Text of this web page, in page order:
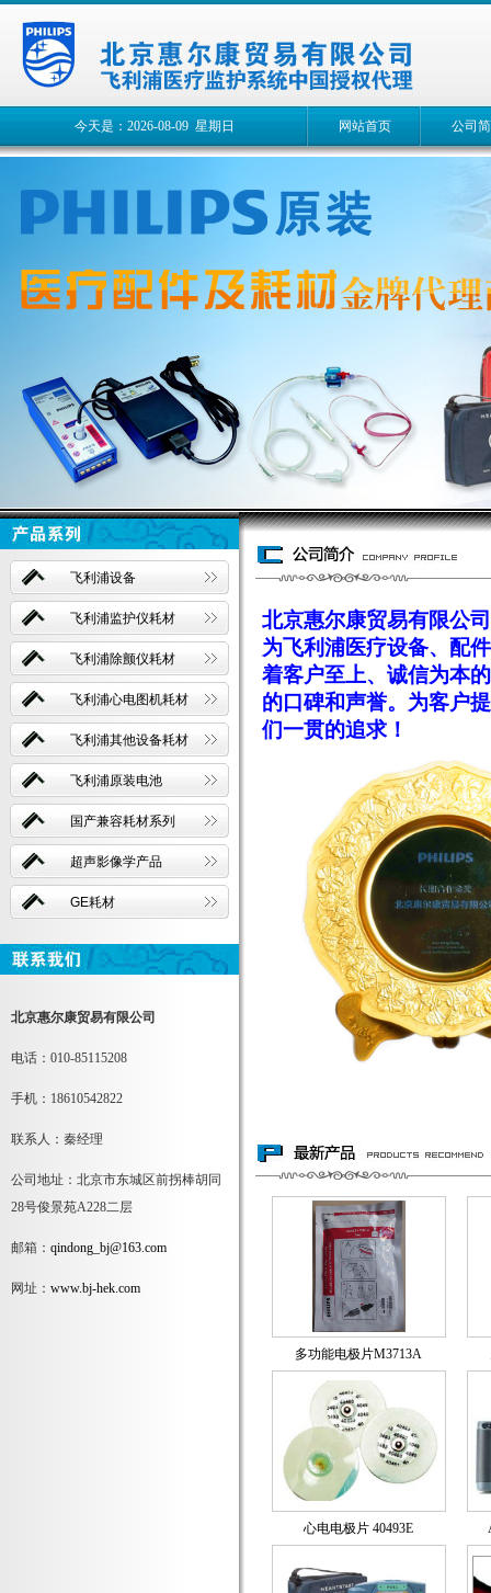
今天是：2026-08-09 星期日 网站首页 公司
飞利浦设备
飞利浦监护仪耗材
飞利浦除颤仪耗材
飞利浦心电图机耗材
飞利浦其他设备耗材
飞利浦原装电池
国产兼容耗材系列
超声影像学产品
GE耗材
北京惠尔康贸易有限公司
电话：010-85115208
手机：18610542822
联系人：秦经理
公司地址：北京市东城区前拐棒胡同
28号俊景苑A228二层
邮箱： qindong_bj@163.com
网址： www.bj-hek.com
北京惠尔康贸易有限公
为飞利浦医疗设备、配
着客户至上、诚信为本
的口碑和声誉。为客户
们一贯的追求！
多功能电极片M3713A
心电电极片 40493E